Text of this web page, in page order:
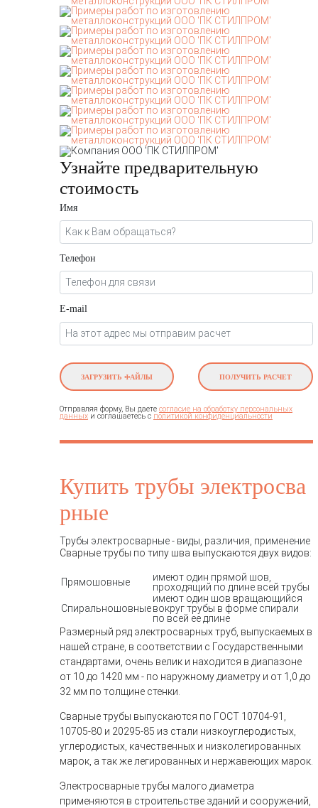
Узнайте предварительную
стоимость
Имя
Телефон
E-mail
ЗАГРУЗИТЬ ФАЙЛЫ ПОЛУЧИТЬ РАСЧЕТ
Отправляя форму, Вы даете согласие на обработку персональных
данных и соглашаетесь c политикой конфиденциальности
Купить трубы электросва
рные
Трубы электросварные - виды, различия, применение
Сварные трубы по типу шва выпускаются двух видов:
Прямошовные
имеют один прямой шов,
проходящий по длине всей трубы
Спиральношовные
имеют один шов вращающийся
вокруг трубы в форме спирали
по всей ее длине
Размерный ряд электросварных труб, выпускаемых в
нашей стране, в соответствии с Государственными
стандартами, очень велик и находится в диапазоне
от 10 до 1420 мм - по наружному диаметру и от 1,0 до
32 мм по толщине стенки.
Сварные трубы выпускаются по ГОСТ 10704-91,
10705-80 и 20295-85 из стали низкоуглеродистых,
углеродистых, качественных и низколегированных
марок, а так же легированных и нержавеющих марок.
Электросварные трубы малого диаметра
применяются в строительстве зданий и сооружений,